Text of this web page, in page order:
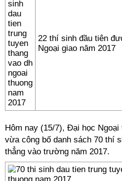
22 thí sinh đầu tiên
Ngoại giao năm 2017
Hôm nay (15/7), Đại học
vừa công bố danh sách 70 thí
thẳng vào trường năm 2017.